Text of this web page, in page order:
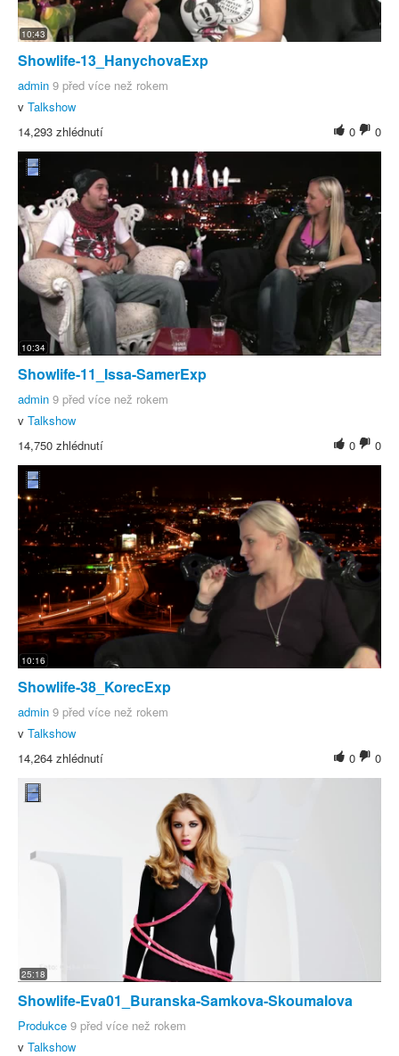
10:43
Showlife-13_HanychovaExp
admin 9 před více než rokem
v Talkshow
0
0
14,293 zhlédnutí
10:34
Showlife-11_Issa-SamerExp
admin 9 před více než rokem
v Talkshow
0
0
14,750 zhlédnutí
10:16
Showlife-38_KorecExp
admin 9 před více než rokem
v Talkshow
0
0
14,264 zhlédnutí
25:18
Showlife-Eva01_Buranska-Samkova-Skoumalova
Produkce 9 před více než rokem
v Talkshow